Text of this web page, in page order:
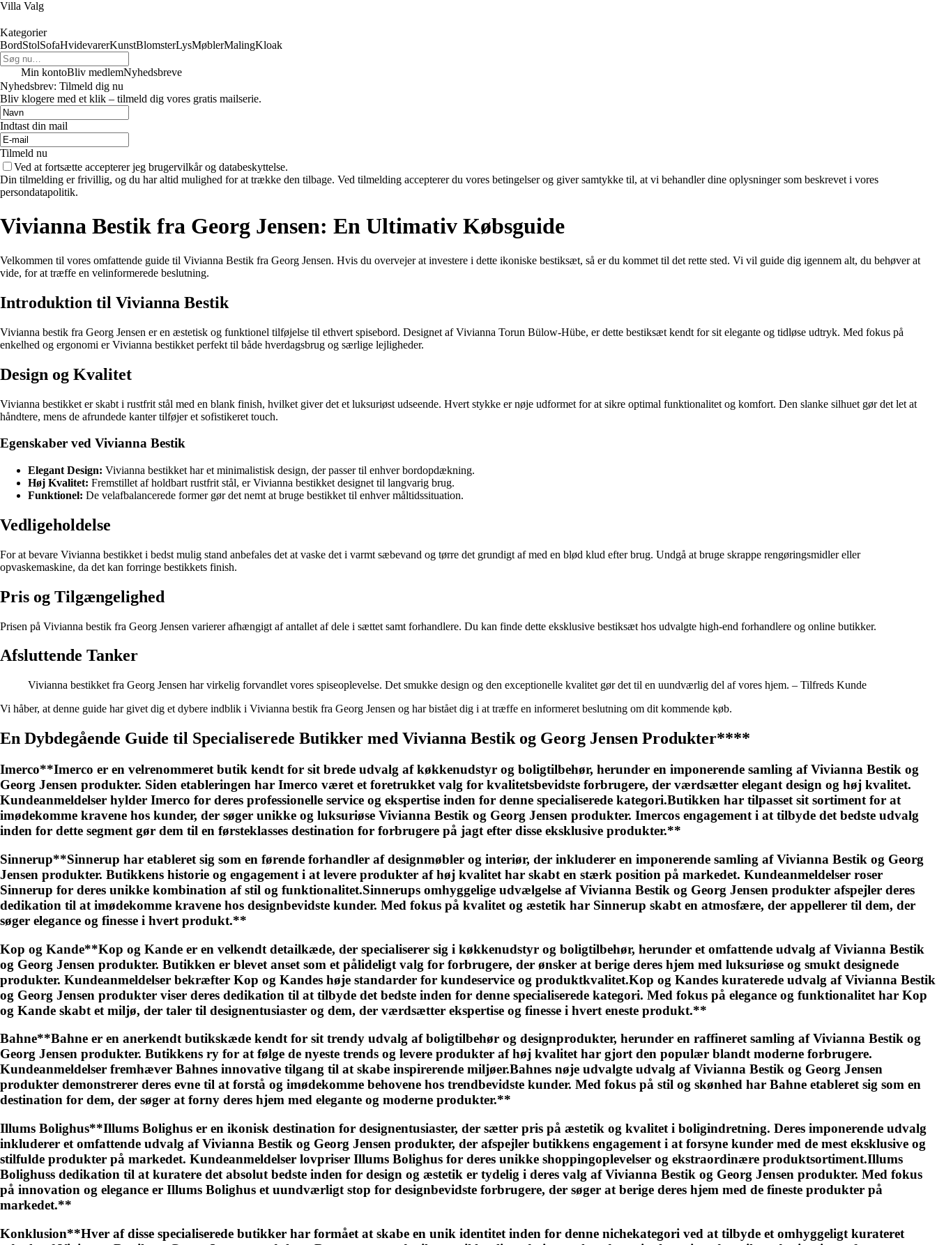
Villa Valg
Kategorier
BordStolSofaHvidevarerKunstBlomsterLysMøblerMalingKloak
Min kontoBliv medlemNyhedsbreve
Nyhedsbrev: Tilmeld dig nu
Bliv klogere med et klik – tilmeld dig vores gratis mailserie.
Indtast din mail
Tilmeld nu
Ved at fortsætte accepterer jeg brugervilkår og databeskyttelse.
Din tilmelding er frivillig, og du har altid mulighed for at trække den tilbage. Ved tilmelding accepterer du vores betingelser og giver samtykke til, at vi behandler dine oplysninger som beskrevet i vores
persondatapolitik.
Vivianna Bestik fra Georg Jensen: En Ultimativ Købsguide
Velkommen til vores omfattende guide til Vivianna Bestik fra Georg Jensen. Hvis du overvejer at investere i dette ikoniske bestiksæt, så er du kommet til det rette sted. Vi vil guide dig igennem alt, du behøver at
vide, for at træffe en velinformerede beslutning.
Introduktion til Vivianna Bestik
Vivianna bestik fra Georg Jensen er en æstetisk og funktionel tilføjelse til ethvert spisebord. Designet af Vivianna Torun Bülow-Hübe, er dette bestiksæt kendt for sit elegante og tidløse udtryk. Med fokus på
enkelhed og ergonomi er Vivianna bestikket perfekt til både hverdagsbrug og særlige lejligheder.
Design og Kvalitet
Vivianna bestikket er skabt i rustfrit stål med en blank finish, hvilket giver det et luksuriøst udseende. Hvert stykke er nøje udformet for at sikre optimal funktionalitet og komfort. Den slanke silhuet gør det let at
håndtere, mens de afrundede kanter tilføjer et sofistikeret touch.
Egenskaber ved Vivianna Bestik
Elegant Design: Vivianna bestikket har et minimalistisk design, der passer til enhver bordopdækning.
Høj Kvalitet: Fremstillet af holdbart rustfrit stål, er Vivianna bestikket designet til langvarig brug.
Funktionel: De velafbalancerede former gør det nemt at bruge bestikket til enhver måltidssituation.
Vedligeholdelse
For at bevare Vivianna bestikket i bedst mulig stand anbefales det at vaske det i varmt sæbevand og tørre det grundigt af med en blød klud efter brug. Undgå at bruge skrappe rengøringsmidler eller
opvaskemaskine, da det kan forringe bestikkets finish.
Pris og Tilgængelighed
Prisen på Vivianna bestik fra Georg Jensen varierer afhængigt af antallet af dele i sættet samt forhandlere. Du kan finde dette eksklusive bestiksæt hos udvalgte high-end forhandlere og online butikker.
Afsluttende Tanker
Vivianna bestikket fra Georg Jensen har virkelig forvandlet vores spiseoplevelse. Det smukke design og den exceptionelle kvalitet gør det til en uundværlig del af vores hjem. – Tilfreds Kunde
Vi håber, at denne guide har givet dig et dybere indblik i Vivianna bestik fra Georg Jensen og har bistået dig i at træffe en informeret beslutning om dit kommende køb.
En Dybdegående Guide til Specialiserede Butikker med Vivianna Bestik og Georg Jensen Produkter****
Imerco**Imerco er en velrenommeret butik kendt for sit brede udvalg af køkkenudstyr og boligtilbehør, herunder en imponerende samling af Vivianna Bestik og
Georg Jensen produkter. Siden etableringen har Imerco været et foretrukket valg for kvalitetsbevidste forbrugere, der værdsætter elegant design og høj kvalitet.
Kundeanmeldelser hylder Imerco for deres professionelle service og ekspertise inden for denne specialiserede kategori.Butikken har tilpasset sit sortiment for at
imødekomme kravene hos kunder, der søger unikke og luksuriøse Vivianna Bestik og Georg Jensen produkter. Imercos engagement i at tilbyde det bedste udvalg
inden for dette segment gør dem til en førsteklasses destination for forbrugere på jagt efter disse eksklusive produkter.**
Sinnerup**Sinnerup har etableret sig som en førende forhandler af designmøbler og interiør, der inkluderer en imponerende samling af Vivianna Bestik og Georg
Jensen produkter. Butikkens historie og engagement i at levere produkter af høj kvalitet har skabt en stærk position på markedet. Kundeanmeldelser roser
Sinnerup for deres unikke kombination af stil og funktionalitet.Sinnerups omhyggelige udvælgelse af Vivianna Bestik og Georg Jensen produkter afspejler deres
dedikation til at imødekomme kravene hos designbevidste kunder. Med fokus på kvalitet og æstetik har Sinnerup skabt en atmosfære, der appellerer til dem, der
søger elegance og finesse i hvert produkt.**
Kop og Kande**Kop og Kande er en velkendt detailkæde, der specialiserer sig i køkkenudstyr og boligtilbehør, herunder et omfattende udvalg af Vivianna Bestik
og Georg Jensen produkter. Butikken er blevet anset som et pålideligt valg for forbrugere, der ønsker at berige deres hjem med luksuriøse og smukt designede
produkter. Kundeanmeldelser bekræfter Kop og Kandes høje standarder for kundeservice og produktkvalitet.Kop og Kandes kuraterede udvalg af Vivianna Bestik
og Georg Jensen produkter viser deres dedikation til at tilbyde det bedste inden for denne specialiserede kategori. Med fokus på elegance og funktionalitet har Kop
og Kande skabt et miljø, der taler til designentusiaster og dem, der værdsætter ekspertise og finesse i hvert eneste produkt.**
Bahne**Bahne er en anerkendt butikskæde kendt for sit trendy udvalg af boligtilbehør og designprodukter, herunder en raffineret samling af Vivianna Bestik og
Georg Jensen produkter. Butikkens ry for at følge de nyeste trends og levere produkter af høj kvalitet har gjort den populær blandt moderne forbrugere.
Kundeanmeldelser fremhæver Bahnes innovative tilgang til at skabe inspirerende miljøer.Bahnes nøje udvalgte udvalg af Vivianna Bestik og Georg Jensen
produkter demonstrerer deres evne til at forstå og imødekomme behovene hos trendbevidste kunder. Med fokus på stil og skønhed har Bahne etableret sig som en
destination for dem, der søger at forny deres hjem med elegante og moderne produkter.**
Illums Bolighus**Illums Bolighus er en ikonisk destination for designentusiaster, der sætter pris på æstetik og kvalitet i boligindretning. Deres imponerende udvalg
inkluderer et omfattende udvalg af Vivianna Bestik og Georg Jensen produkter, der afspejler butikkens engagement i at forsyne kunder med de mest eksklusive og
stilfulde produkter på markedet. Kundeanmeldelser lovpriser Illums Bolighus for deres unikke shoppingoplevelser og ekstraordinære produktsortiment.Illums
Bolighuss dedikation til at kuratere det absolut bedste inden for design og æstetik er tydelig i deres valg af Vivianna Bestik og Georg Jensen produkter. Med fokus
på innovation og elegance er Illums Bolighus et uundværligt stop for designbevidste forbrugere, der søger at berige deres hjem med de fineste produkter på
markedet.**
Konklusion**Hver af disse specialiserede butikker har formået at skabe en unik identitet inden for denne nichekategori ved at tilbyde et omhyggeligt kurateret